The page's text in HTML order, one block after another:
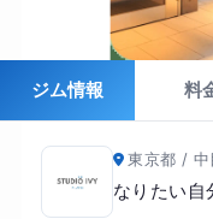
ジム情報 料
東京都 / 中
なりたい自